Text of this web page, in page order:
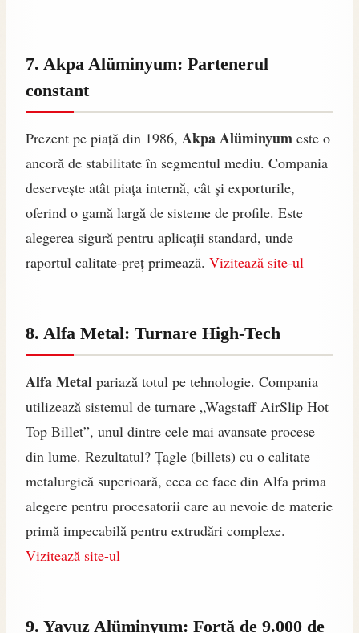
7. Akpa Alüminyum: Partenerul
constant
Prezent pe piață din 1986, Akpa Alüminyum este o
ancoră de stabilitate în segmentul mediu. Compania
deservește atât piața internă, cât și exporturile,
oferind o gamă largă de sisteme de profile. Este
alegerea sigură pentru aplicații standard, unde
raportul calitate-preț primează. Vizitează site-ul
8. Alfa Metal: Turnare High-Tech
Alfa Metal pariază totul pe tehnologie. Compania
utilizează sistemul de turnare „Wagstaff AirSlip Hot
Top Billet”, unul dintre cele mai avansate procese
din lume. Rezultatul? Țagle (billets) cu o calitate
metalurgică superioară, ceea ce face din Alfa prima
alegere pentru procesatorii care au nevoie de materie
primă impecabilă pentru extrudări complexe.
Vizitează site-ul
9. Yavuz Alüminyum: Forță de 9.000 de